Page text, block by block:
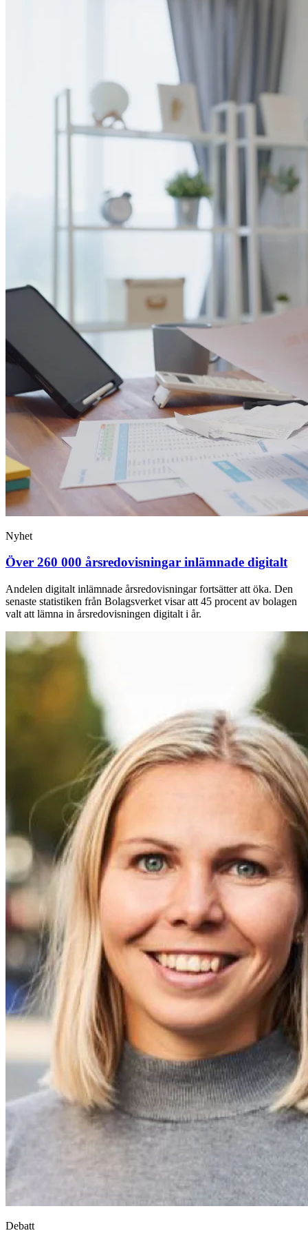
Nyhet
Över 260 000 årsredovisningar inlämnade digitalt
Andelen digitalt inlämnade årsredovisningar fortsätter att öka. Den
senaste statistiken från Bolagsverket visar att 45 procent av bolagen
valt att lämna in årsredovisningen digitalt i år.
Debatt